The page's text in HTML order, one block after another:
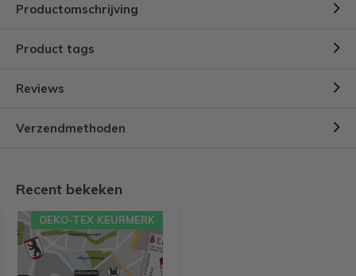
Productomschrijving
Product tags
Reviews
Verzendmethoden
Recent bekeken
OEKO-TEX KEURMERK